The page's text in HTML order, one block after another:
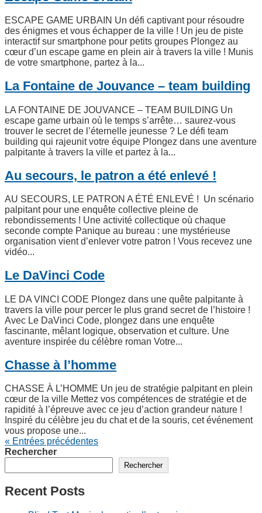
ESCAPE GAME URBAIN Un défi captivant pour résoudre
des énigmes et vous échapper de la ville ! Un jeu de piste
interactif sur smartphone pour petits groupes Plongez au
cœur d’un escape game en plein air à travers la ville ! Munis
de votre smartphone, partez à la...
La Fontaine de Jouvance – team building
LA FONTAINE DE JOUVANCE – TEAM BUILDING Un
escape game urbain où le temps s’arrête… saurez-vous
trouver le secret de l’éternelle jeunesse ? Le défi team
building qui rajeunit votre équipe Plongez dans une aventure
palpitante à travers la ville et partez à la...
Au secours, le patron a été enlevé !
AU SECOURS, LE PATRON A ÉTÉ ENLEVÉ ! Un scénario
palpitant pour une enquête collective pleine de
rebondissements ! Une activité collectique où chaque
seconde compte Panique au bureau : une mystérieuse
organisation vient d’enlever votre patron ! Vous recevez une
vidéo...
Le DaVinci Code
LE DA VINCI CODE Plongez dans une quête palpitante à
travers la ville pour percer le plus grand secret de l’histoire !
Avec Le DaVinci Code, plongez dans une enquête
fascinante, mêlant logique, observation et culture. Une
aventure inspirée du célèbre roman Votre...
Chasse à l’homme
CHASSE À L’HOMME Un jeu de stratégie palpitant en plein
cœur de la ville Mettez vos compétences de stratégie et de
rapidité à l’épreuve avec ce jeu d’action grandeur nature !
Inspiré du célèbre jeu du chat et de la souris, cet événement
vous propose une...
« Entrées précédentes
Rechercher
Rechercher
Recent Posts